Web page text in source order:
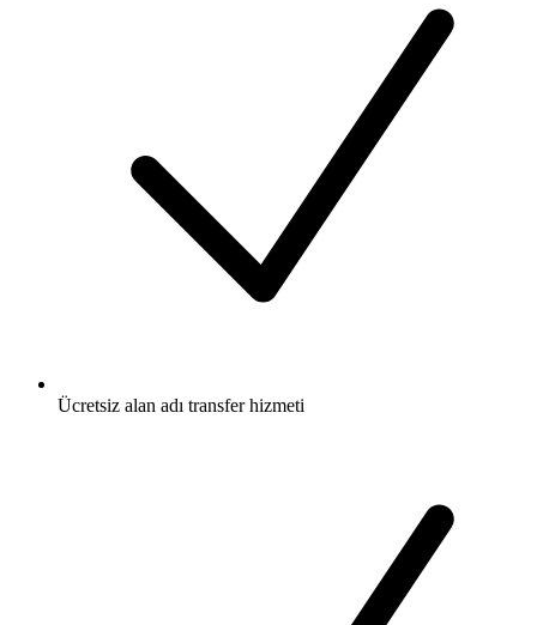
Ücretsiz alan adı transfer hizmeti